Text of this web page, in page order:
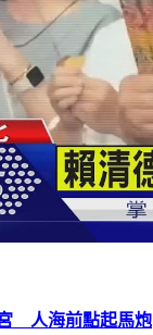
人海前點起馬炮